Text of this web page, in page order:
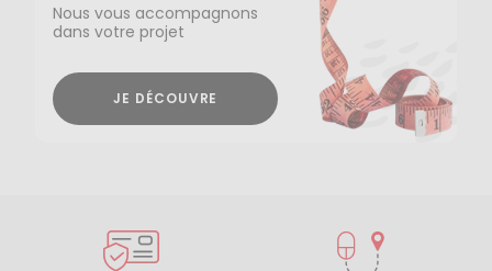
Nous vous accompagnons
dans votre projet
JE DÉCOUVRE